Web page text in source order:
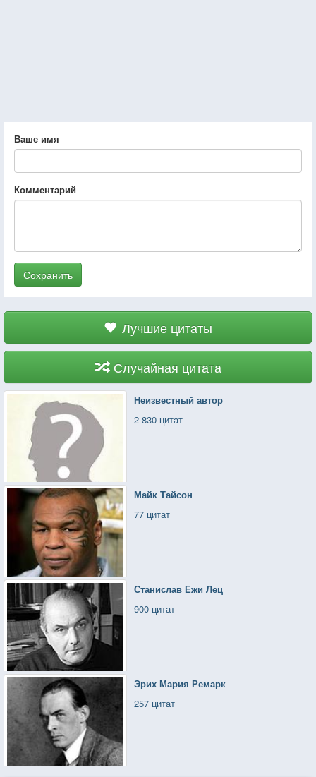
Ваше имя
Комментарий
Сохранить
Лучшие цитаты
Случайная цитата
Неизвестный автор
2 830 цитат
Майк Тайсон
77 цитат
Станислав Ежи Лец
900 цитат
Эрих Мария Ремарк
257 цитат